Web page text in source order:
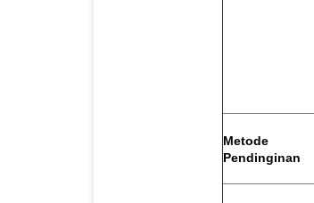
Metode
Pendinginan